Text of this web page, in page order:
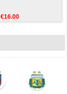
€16.00